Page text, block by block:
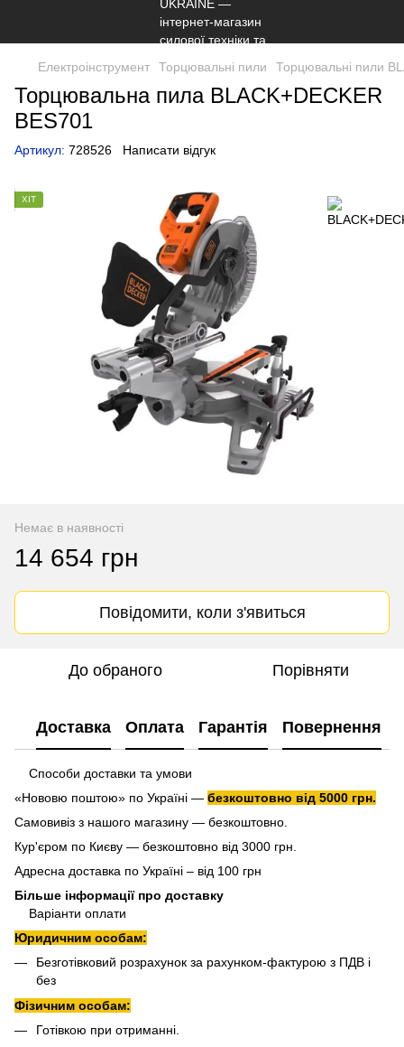
Електроінструмент Торцювальні пили Торцювальні пили
Торцювальна пила BLACK+DECKER
BES701
Артикул: 728526 Написати відгук
ХІТ
Немає в наявності
14 654 грн
Повідомити, коли з'явиться
До обраного Порівняти
Доставка Оплата Гарантія Повернення
Способи доставки та умови
«Нововю поштою» по Україні — безкоштовно від 5000 грн.
Самовивіз з нашого магазину — безкоштовно.
Кур'єром по Києву — безкоштовно від 3000 грн.
Адресна доставка по Україні – від 100 грн
Більше інформації про доставку
Варіанти оплати
Юридичним особам:
Безготівковий розрахунок за рахунком-фактурою з ПДВ і
без
Фізичним особам:
Готівкою при отриманні.